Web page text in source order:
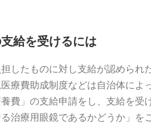
給を受けるには
したものに対し支給が認められ
療費助成制度などは自治体に
費」の支給申請をし、支給を
治療用眼鏡であるかどうか」を